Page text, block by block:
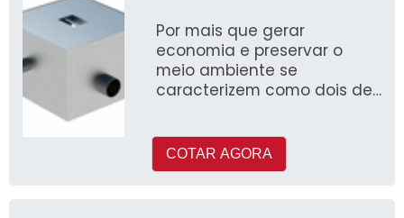
Por mais que gerar
economia e preservar o
meio ambiente se
caracterizem como dois de
acessível também pode ser
COTAR AGORA